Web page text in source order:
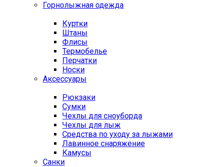
Горнолыжная одежда
Куртки
Штаны
Флисы
Термобелье
Перчатки
Носки
Аксессуары
Рюкзаки
Сумки
Чехлы для сноуборда
Чехлы для лыж
Средства по уходу за лыжами
Лавинное снаряжение
Камусы
Санки